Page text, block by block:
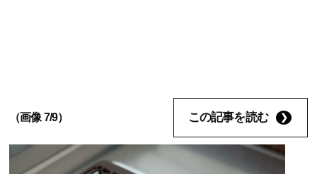
（画像 7/9） この記事を読む